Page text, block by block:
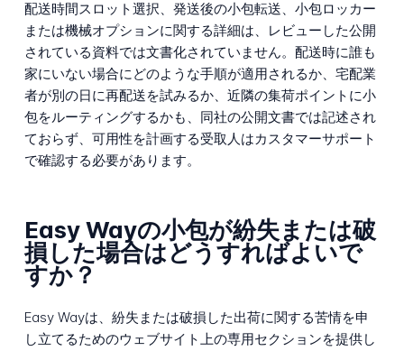
配送時間スロット選択、発送後の小包転送、小包ロッカー
または機械オプションに関する詳細は、レビューした公開
されている資料では文書化されていません。配送時に誰も
家にいない場合にどのような手順が適用されるか、宅配業
者が別の日に再配送を試みるか、近隣の集荷ポイントに小
包をルーティングするかも、同社の公開文書では記述され
ておらず、可用性を計画する受取人はカスタマーサポート
で確認する必要があります。
Easy Wayの小包が紛失または破
損した場合はどうすればよいで
すか？
Easy Wayは、紛失または破損した出荷に関する苦情を申
し立てるためのウェブサイト上の専用セクションを提供し